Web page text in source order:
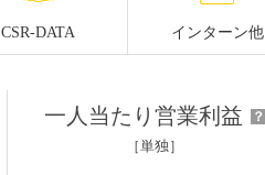
CSR-DATA インターン他
一人当たり営業利益 ？
［単独］